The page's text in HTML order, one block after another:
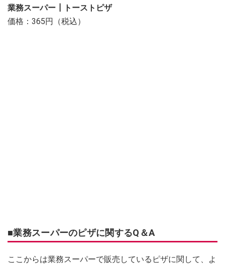
業務スーパー┃トーストピザ
価格：365円（税込）
■業務スーパーのピザに関するQ＆A
ここからは業務スーパーで販売しているピザに関して、よ